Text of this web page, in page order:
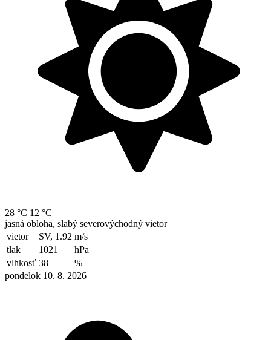
28 °C 12 °C
jasná obloha, slabý severovýchodný vietor
vietor
SV, 1.92 m/s
tlak
1021
hPa
vlhkosť 38
%
pondelok 10. 8. 2026